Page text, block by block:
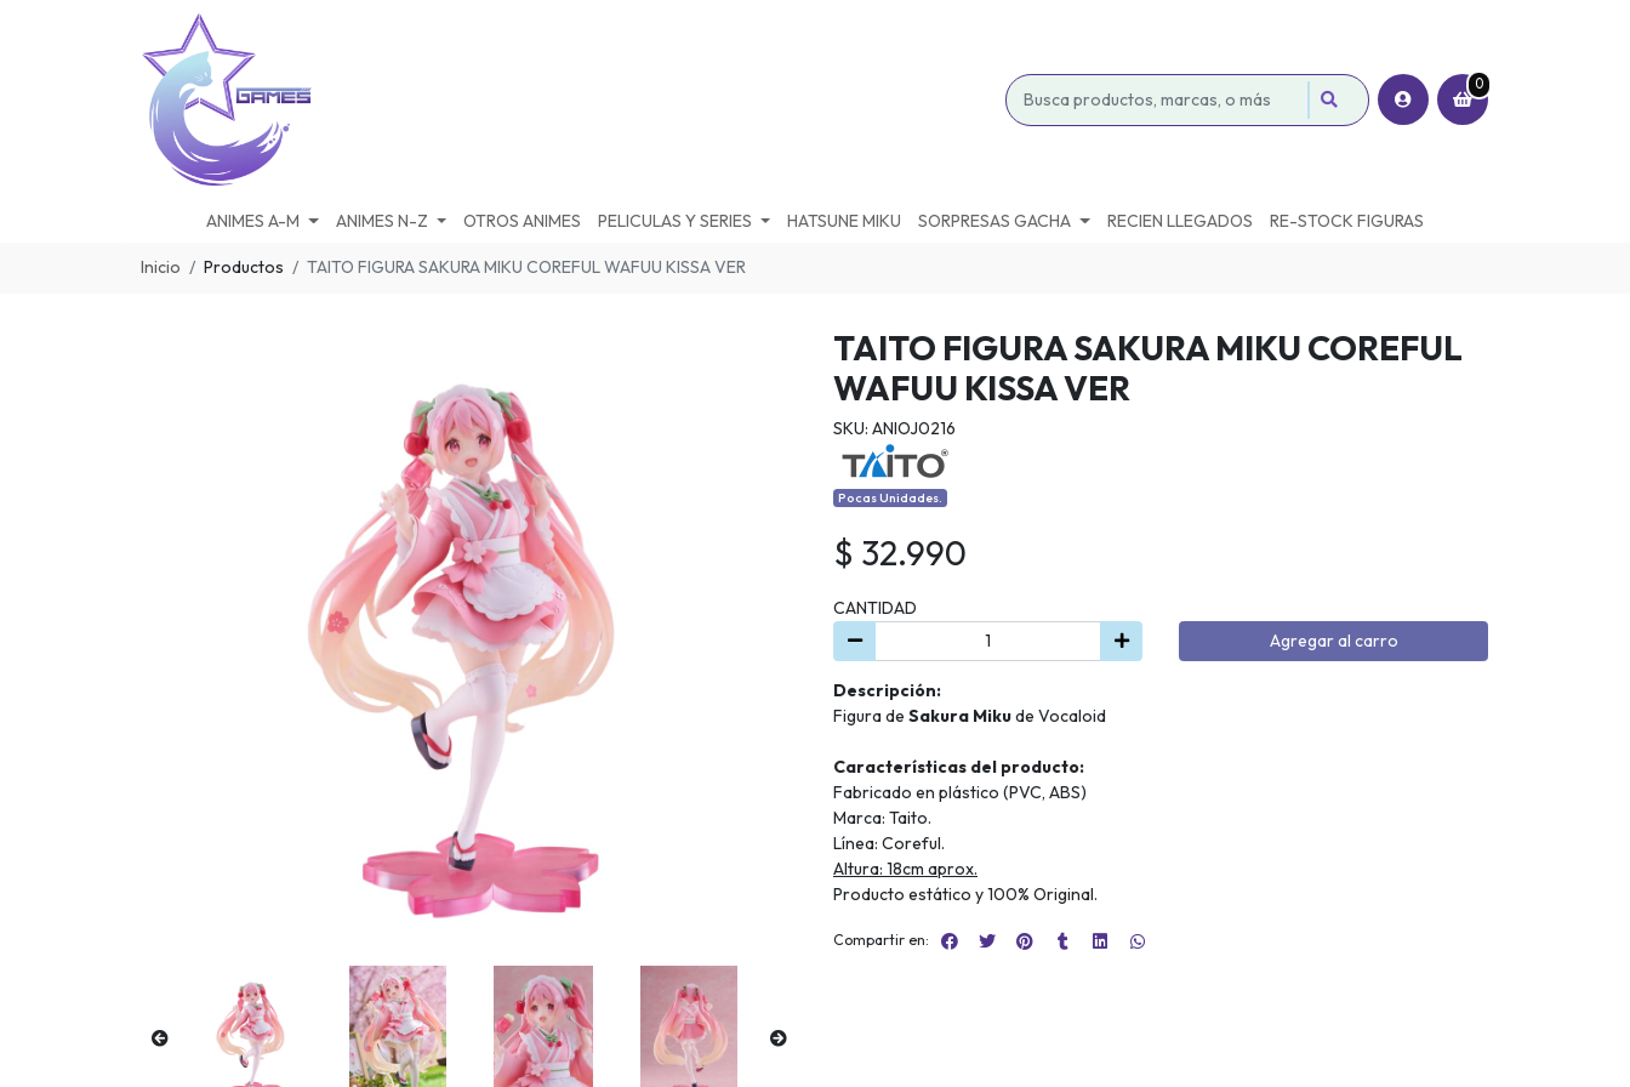
0
ANIMES A-M ANIMES N-Z OTROS ANIMES PELICULAS Y SERIES HATSUNE MIKU SORPRESAS GACHA RECIEN LLEGADOS RE-STOCK FIGURAS
Inicio Productos TAITO FIGURA SAKURA MIKU COREFUL WAFUU KISSA VER
TAITO FIGURA SAKURA MIKU COREFUL
WAFUU KISSA VER
SKU: ANIOJ0216
Pocas Unidades.
$ 32.990
CANTIDAD
Agregar al carro
Descripción:
Figura de Sakura Mikude Vocaloid
Características del producto:
Fabricado en plástico (PVC, ABS)
Marca: Taito.
Línea: Coreful.
Altura: 18cm aprox.
Producto estático y 100% Original.
Compartir en: